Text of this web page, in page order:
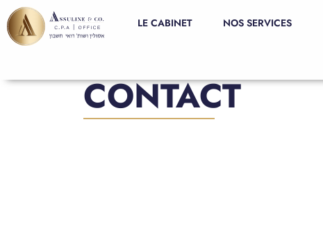
LE CABINET NOS SERVICES
CONTACT